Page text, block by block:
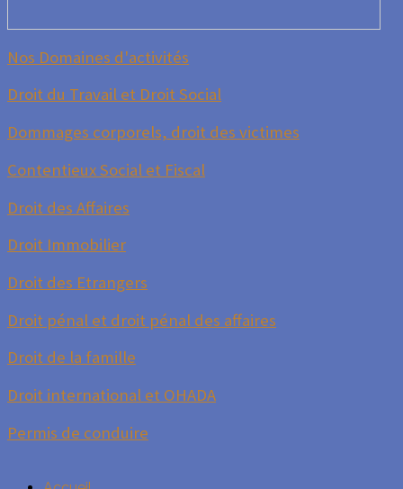
Nos Domaines d'activités
Droit du Travail et Droit Social
Dommages corporels, droit des victimes
Contentieux Social et Fiscal
Droit des Affaires
Droit Immobilier
Droit des Etrangers
Droit pénal et droit pénal des affaires
Droit de la famille
Droit international et OHADA
Permis de conduire